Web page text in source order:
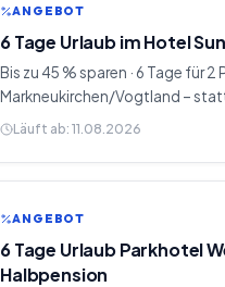
ANGEBOT
6 Tage Urlaub im Hotel
Bis zu 45 % sparen · 6 Tage für
Markneukirchen/Vogtland –
Läuft ab: 11.08.2026
ANGEBOT
6 Tage Urlaub Parkhotel
Halbpension